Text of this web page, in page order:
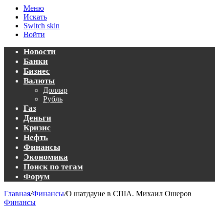
Меню
Искать
Switch skin
Войти
Новости
Банки
Бизнес
Валюты
Доллар
Рубль
Газ
Деньги
Кризис
Нефть
Финансы
Экономика
Поиск по тегам
Форум
Главная/Финансы/О шатдауне в США. Михаил Ошеров
Финансы